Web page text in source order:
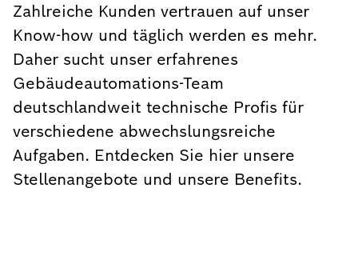
Zahlreiche Kunden vertrauen auf unser
Know-how und täglich werden es mehr.
Daher sucht unser erfahrenes
Gebäudeautomations-Team
deutschlandweit technische Profis für
verschiedene abwechslungsreiche
Aufgaben. Entdecken Sie hier unsere
Stellenangebote und unsere Benefits.